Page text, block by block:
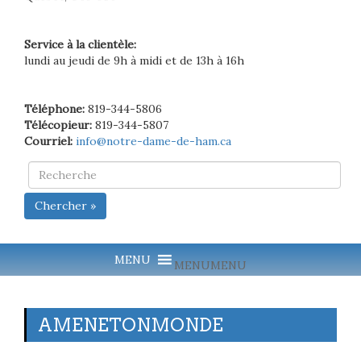
Service à la clientèle:
lundi au jeudi de 9h à midi et de 13h à 16h
Téléphone: 819-344-5806
Télécopieur: 819-344-5807
Courriel: info@notre-dame-de-ham.ca
Chercher »
MENUMENU
AMENETONMONDE